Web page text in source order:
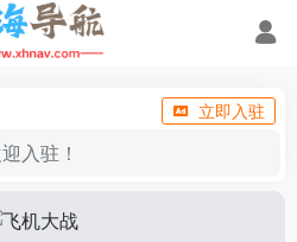
立即入驻
入驻！